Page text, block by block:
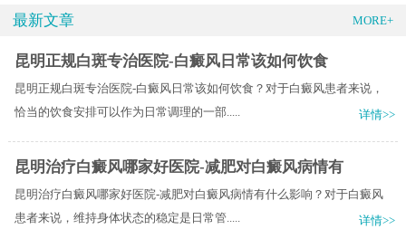
最新文章 MORE+
昆明正规白斑专治医院-白癜风日常该如何饮食
昆明正规白斑专治医院-白癜风日常该如何饮食？对于白癜风患者来说，
恰当的饮食安排可以作为日常调理的一部.....
详情>>
昆明治疗白癜风哪家好医院-减肥对白癜风病情有
昆明治疗白癜风哪家好医院-减肥对白癜风病情有什么影响？对于白癜风
患者来说，维持身体状态的稳定是日常管.....
详情>>